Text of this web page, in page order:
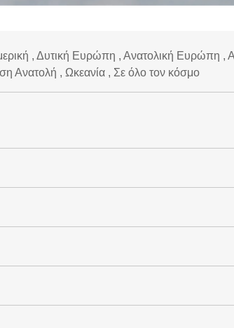
, Δυτική Ευρώπη , Ανατολική Ευρώπη ,
Ανατολή , Ωκεανία , Σε όλο τον κόσμο